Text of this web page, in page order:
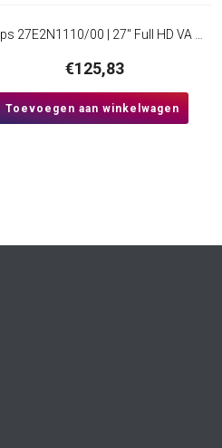
Philips 27E2N1110/00 | 27″ Full HD VA Monitor | 120Hz | 1ms | HDMI & VGA | Adaptive Sync | LowBlue Mode | Flicker-Free | Zwart
€125,83
Toevoegen aan winkelwagen